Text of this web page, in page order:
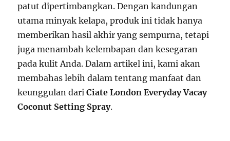
patut dipertimbangkan. Dengan kandungan
utama minyak kelapa, produk ini tidak hanya
memberikan hasil akhir yang sempurna, tetapi
juga menambah kelembapan dan kesegaran
pada kulit Anda. Dalam artikel ini, kami akan
membahas lebih dalam tentang manfaat dan
keunggulan dariCiate London Everyday Vacay
Coconut Setting Spray.